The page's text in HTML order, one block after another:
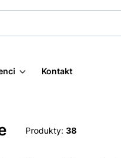
Kontakt
Produkty: 38